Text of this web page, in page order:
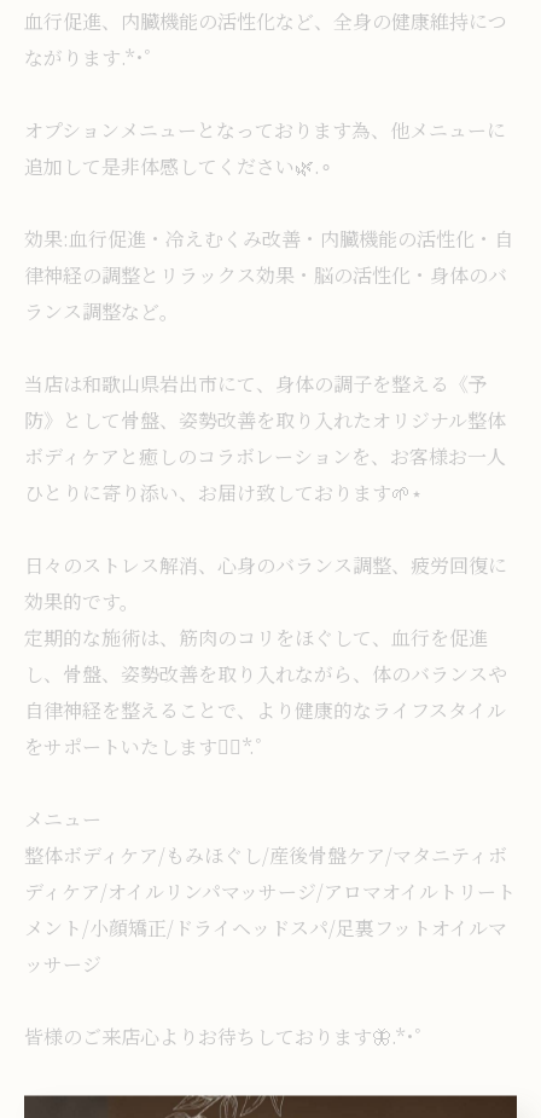
血行促進、内臓機能の活性化など、全身の健康維持につ
ながります.*･ﾟ
オプションメニューとなっております為、他メニューに
追加して是非体感してください🌿.∘
効果:血行促進・冷えむくみ改善・内臓機能の活性化・自
律神経の調整とリラックス効果・脳の活性化・身体のバ
ランス調整など。
当店は和歌山県岩出市にて、身体の調子を整える《予
防》として骨盤、姿勢改善を取り入れたオリジナル整体
ボディケアと癒しのコラボレーションを、お客様お一人
ひとりに寄り添い、お届け致しております🌱⋆
日々のストレス解消、心身のバランス調整、疲労回復に
効果的です。
定期的な施術は、筋肉のコリをほぐして、血行を促進
し、骨盤、姿勢改善を取り入れながら、体のバランスや
自律神経を整えることで、より健康的なライフスタイル
をサポートいたします❁⃘*.ﾟ
メニュー
整体ボディケア/もみほぐし/産後骨盤ケア/マタニティボ
ディケア/オイルリンパマッサージ/アロマオイルトリート
メント/小顔矯正/ドライヘッドスパ/足裏フットオイルマ
ッサージ
皆様のご来店心よりお待ちしております🦋.*･ﾟ
※ご予約等は、お電話は出れない場合がございます。